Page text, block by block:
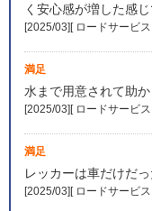
く安心感が増した感
[2025/03][ ロードサービ
満足
水まで用意されて助か
[2025/03][ ロードサービ
満足
レッカーは車だけだ
[2025/03][ ロードサービ